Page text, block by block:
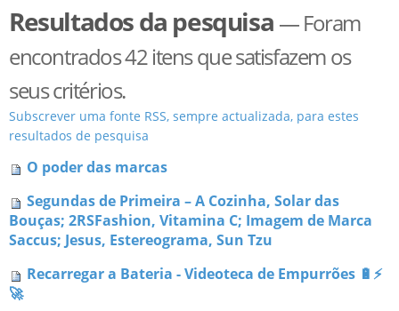
Resultados da pesquisa —Foram
encontrados 42 itens que satisfazem os
seus critérios.
Subscrever uma fonte RSS, sempre actualizada, para estes
resultados de pesquisa
O poder das marcas
Segundas de Primeira – A Cozinha, Solar das
Bouças; 2RSFashion, Vitamina C; Imagem de Marca
Saccus; Jesus, Estereograma, Sun Tzu
Recarregar a Bateria - Videoteca de Empurrões 🔋⚡
🚀